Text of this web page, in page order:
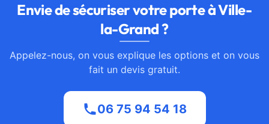
Envie de sécuriser votre porte à Ville-
la-Grand ?
Appelez-nous, on vous explique les options et on vous
fait un devis gratuit.
06 75 94 54 18